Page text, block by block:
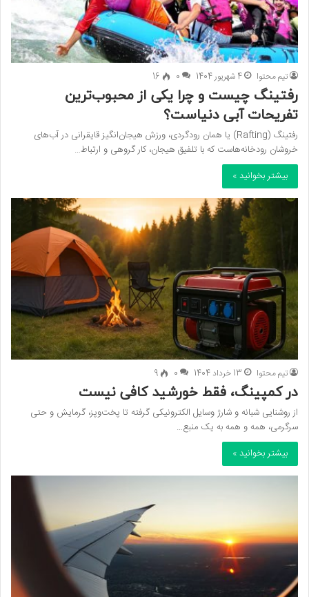
تیم محتوا 4 شهریور 1404 0
16
رفتینگ چیست و چرا یکی از محبوب‌ترین
تفریحات آبی دنیاست؟
رفتینگ (Rafting) یا همان رودگردی، ورزش هیجان‌انگیز قایقرانی در آب‌های
خروشان رودخانه‌هاست که با تلفیق هیجان، کار گروهی و ارتباط…
بیشتر بخوانید »
تیم محتوا 13 خرداد 1404 0
9
در کمپینگ، فقط خورشید کافی نیست
از روشنایی شبانه و شارژ وسایل الکترونیکی گرفته تا پخت‌وپز، گرمایش و حتی
سرگرمی، همه و همه به یک منبع…
بیشتر بخوانید »